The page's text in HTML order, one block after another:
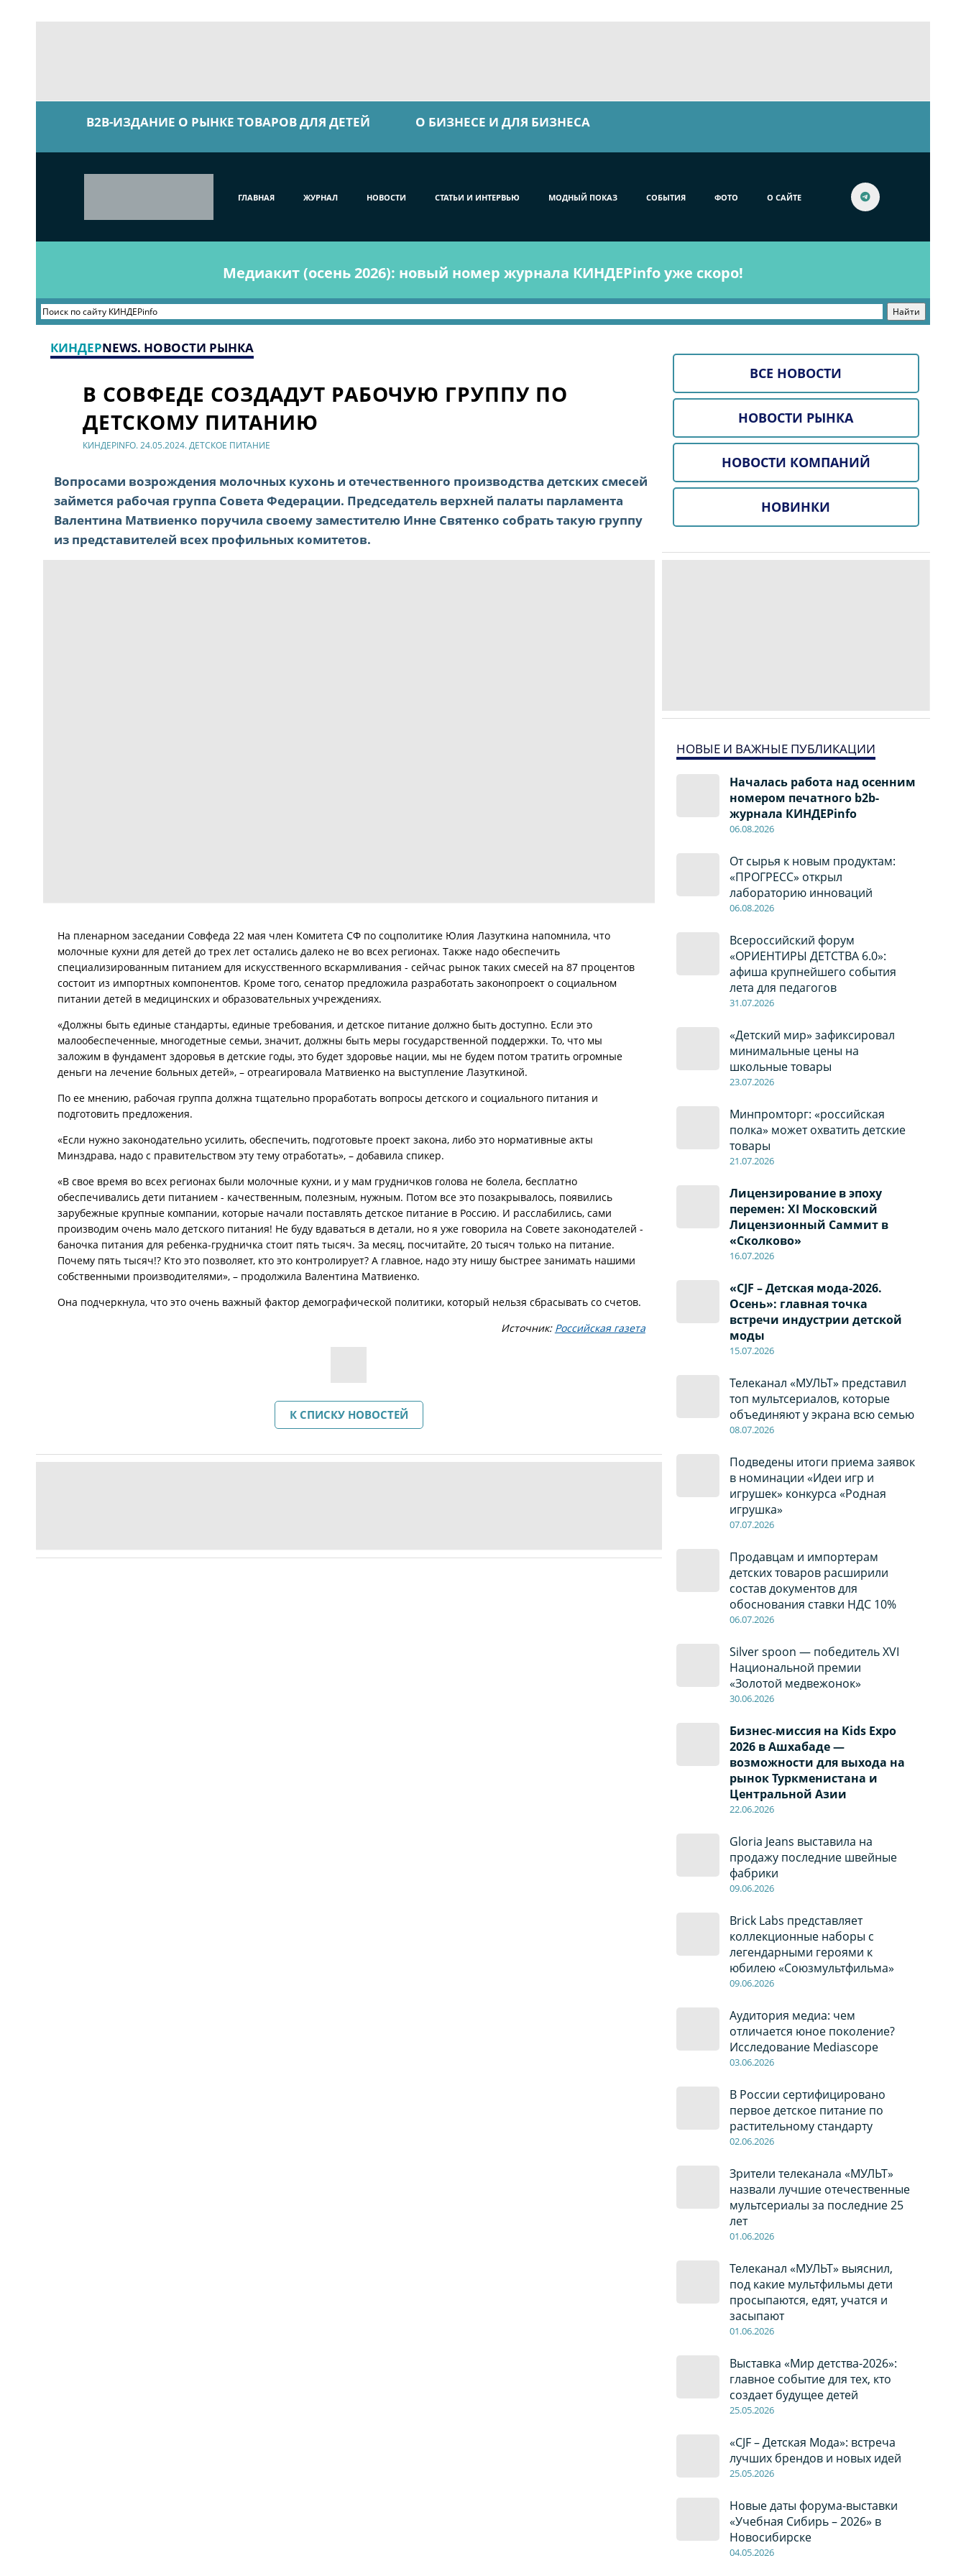
B2B-ИЗДАНИЕ О РЫНКЕ ТОВАРОВ ДЛЯ ДЕТЕЙ О БИЗНЕСЕ И ДЛЯ БИЗНЕСА
ГЛАВНАЯ ЖУРНАЛ НОВОСТИ СТАТЬИ И ИНТЕРВЬЮ МОДНЫЙ ПОКАЗ СОБЫТИЯ ФОТО О САЙТЕ
Медиакит (осень 2026): новый номер журнала КИНДЕРinfo уже скоро!
ВСЕ НОВОСТИ
НОВОСТИ РЫНКА
НОВОСТИ КОМПАНИЙ
НОВИНКИ
НОВЫЕ И ВАЖНЫЕ ПУБЛИКАЦИИ
Началась работа над осенним
номером печатного b2b-
журнала КИНДЕРinfo
06.08.2026
От сырья к новым продуктам:
«ПРОГРЕСС» открыл
лабораторию инноваций
06.08.2026
Всероссийский форум
«ОРИЕНТИРЫ ДЕТСТВА 6.0»:
афиша крупнейшего события
лета для педагогов
31.07.2026
«Детский мир» зафиксировал
минимальные цены на
школьные товары
23.07.2026
Минпромторг: «российская
полка» может охватить детские
товары
21.07.2026
Лицензирование в эпоху
перемен: XI Московский
Лицензионный Саммит в
«Сколково»
16.07.2026
«CJF – Детская мода-2026.
Осень»: главная точка
встречи индустрии детской
моды
15.07.2026
Телеканал «МУЛЬТ» представил
топ мультсериалов, которые
объединяют у экрана всю семью
08.07.2026
Подведены итоги приема заявок
в номинации «Идеи игр и
игрушек» конкурса «Родная
игрушка»
07.07.2026
Продавцам и импортерам
детских товаров расширили
состав документов для
обоснования ставки НДС 10%
06.07.2026
Silver spoon — победитель XVI
Национальной премии
«Золотой медвежонок»
30.06.2026
Бизнес‑миссия на Kids Expo
2026 в Ашхабаде —
возможности для выхода на
рынок Туркменистана и
Центральной Азии
22.06.2026
Gloria Jeans выставила на
продажу последние швейные
фабрики
09.06.2026
Brick Labs представляет
коллекционные наборы с
легендарными героями к
юбилею «Союзмультфильма»
09.06.2026
Аудитория медиа: чем
отличается юное поколение?
Исследование Mediascope
03.06.2026
В России сертифицировано
первое детское питание по
растительному стандарту
02.06.2026
Зрители телеканала «МУЛЬТ»
назвали лучшие отечественные
мультсериалы за последние 25
лет
01.06.2026
Телеканал «МУЛЬТ» выяснил,
под какие мультфильмы дети
просыпаются, едят, учатся и
засыпают
01.06.2026
Выставка «Мир детства-2026»:
главное событие для тех, кто
создает будущее детей
25.05.2026
«CJF – Детская Мода»: встреча
лучших брендов и новых идей
25.05.2026
Новые даты форума-выставки
«Учебная Сибирь – 2026» в
Новосибирске
04.05.2026
КИНДЕРNEWS. НОВОСТИ РЫНКА
В СОВФЕДЕ СОЗДАДУТ РАБОЧУЮ ГРУППУ ПО
ДЕТСКОМУ ПИТАНИЮ
КИНДЕРINFO. 24.05.2024. ДЕТСКОЕ ПИТАНИЕ
Вопросами возрождения молочных кухонь и отечественного производства детских смесей
займется рабочая группа Совета Федерации. Председатель верхней палаты парламента
Валентина Матвиенко поручила своему заместителю Инне Святенко собрать такую группу
из представителей всех профильных комитетов.
На пленарном заседании Совфеда 22 мая член Комитета СФ по соцполитике Юлия Лазуткина напомнила, что
молочные кухни для детей до трех лет остались далеко не во всех регионах. Также надо обеспечить
специализированным питанием для искусственного вскармливания - сейчас рынок таких смесей на 87 процентов
состоит из импортных компонентов. Кроме того, сенатор предложила разработать законопроект о социальном
питании детей в медицинских и образовательных учреждениях.
«Должны быть единые стандарты, единые требования, и детское питание должно быть доступно. Если это
малообеспеченные, многодетные семьи, значит, должны быть меры государственной поддержки. То, что мы
заложим в фундамент здоровья в детские годы, это будет здоровье нации, мы не будем потом тратить огромные
деньги на лечение больных детей», – отреагировала Матвиенко на выступление Лазуткиной.
По ее мнению, рабочая группа должна тщательно проработать вопросы детского и социального питания и
подготовить предложения.
«Если нужно законодательно усилить, обеспечить, подготовьте проект закона, либо это нормативные акты
Минздрава, надо с правительством эту тему отработать», – добавила спикер.
«В свое время во всех регионах были молочные кухни, и у мам грудничков голова не болела, бесплатно
обеспечивались дети питанием - качественным, полезным, нужным. Потом все это позакрывалось, появились
зарубежные крупные компании, которые начали поставлять детское питание в Россию. И расслабились, сами
производим очень мало детского питания! Не буду вдаваться в детали, но я уже говорила на Совете законодателей -
баночка питания для ребенка-грудничка стоит пять тысяч. За месяц, посчитайте, 20 тысяч только на питание.
Почему пять тысяч!? Кто это позволяет, кто это контролирует? А главное, надо эту нишу быстрее занимать нашими
собственными производителями», – продолжила Валентина Матвиенко.
Она подчеркнула, что это очень важный фактор демографической политики, который нельзя сбрасывать со счетов.
Источник: Российская газета
К СПИСКУ НОВОСТЕЙ